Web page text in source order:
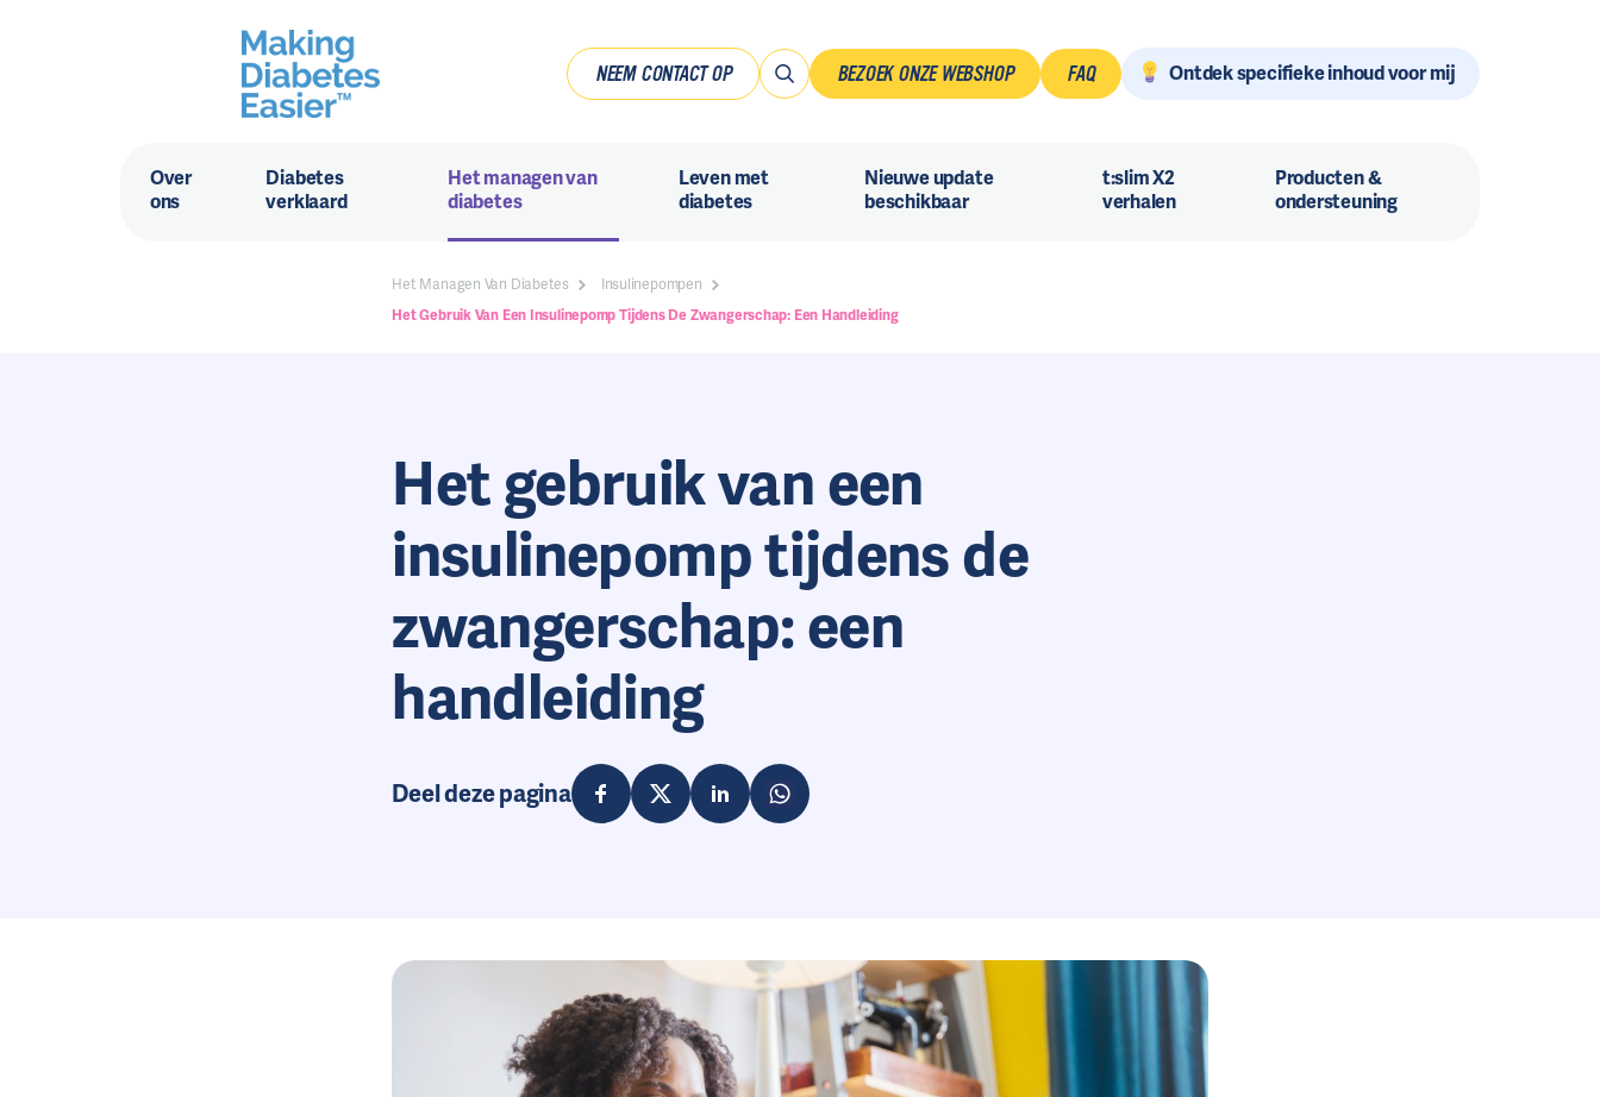
NEEM CONTACT OP BEZOEK ONZE WEBSHOP FAQ Ontdek specifieke inhoud voor mij
Over
ons
Diabetes
verklaard
Het managen van
diabetes
Leven met
diabetes
Nieuwe update
beschikbaar
t:slim X2
verhalen
Producten &
ondersteuning
Het Managen Van Diabetes
Insulinepompen
Het Gebruik Van Een Insulinepomp Tijdens De Zwangerschap: Een Handleiding
Het gebruik van een
insulinepomp tijdens de
zwangerschap: een
handleiding
Deel deze pagina